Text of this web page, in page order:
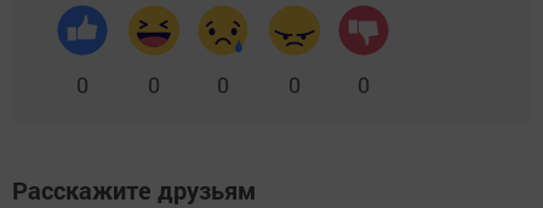
0 0 0 0 0
Расскажите друзьям